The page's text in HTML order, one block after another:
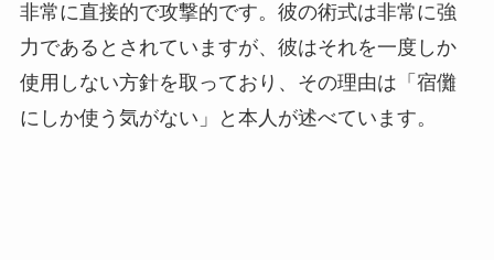
非常に直接的で攻撃的です。彼の術式は非常に強
力であるとされていますが、彼はそれを一度しか
使用しない方針を取っており、その理由は「宿儺
にしか使う気がない」と本人が述べています。